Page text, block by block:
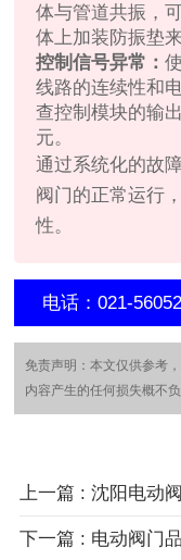
体与管道共振，
体上加装防振垫
控制信号异常：
线路的连续性和
查控制模块的输
元。
通过系统化的故
阀门的正常运行
性。
电话：021-
免责声明：本文仅供参考
内容产生的任何损失概不
下一篇 : 电动阀门